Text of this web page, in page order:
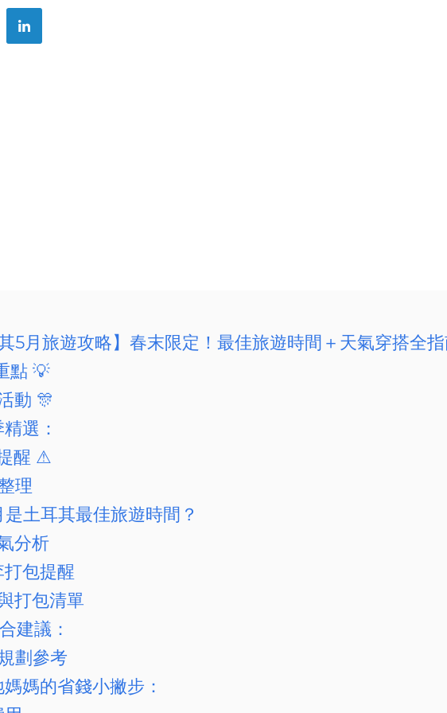
5月旅遊攻略】春末限定！最佳旅遊時間＋天氣穿搭全
點 💡
動 🎊
選：
醒 ⚠
理
土耳其最佳旅遊時間？
分析
包提醒
打包清單
建議：
劃參考
媽的省錢小撇步：